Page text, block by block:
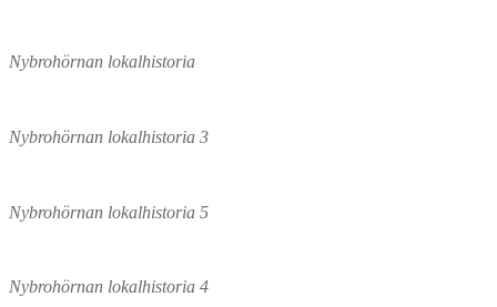
Nybrohörnan lokalhistoria
Nybrohörnan lokalhistoria 3
Nybrohörnan lokalhistoria 5
Nybrohörnan lokalhistoria 4